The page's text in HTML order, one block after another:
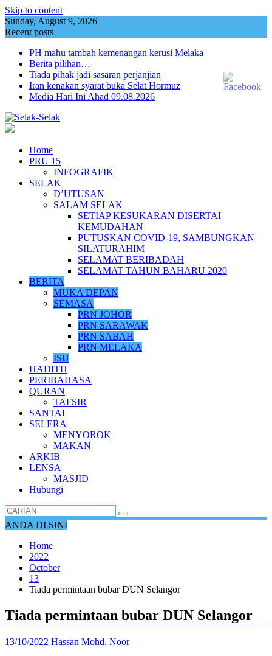
Skip to content
Sunday, August 9, 2026
Recent posts
PH mahu tambah kemenangan kerusi Melaka
Berita pilihan…
Tiada pihak jadi sasaran perjanjian
Iran kenakan syarat buka Selat Hormuz
Media Hari Ini Ahad 09.08.2026
Home
PRU 15
INFOGRAFIK
SELAK
D’UTUSAN
SALAM SELAK
SETIAP KESUKARAN DISERTAI
KEMUDAHAN
PUTUSKAN COVID-19, SAMBUNGKAN
SILATURAHIM
SELAMAT BERIBADAH
SELAMAT TAHUN BAHARU 2020
BERITA
MUKA DEPAN
SEMASA
PRN JOHOR
PRN SARAWAK
PRN SABAH
PRN MELAKA
ISU
HADITH
PERIBAHASA
QURAN
TAFSIR
SANTAI
SELERA
MENYOROK
MAKAN
ARKIB
LENSA
MASJID
Hubungi
ANDA DI SINI
Home
2022
October
13
Tiada permintaan bubar DUN Selangor
Tiada permintaan bubar DUN Selangor
13/10/2022 Hassan Mohd. Noor